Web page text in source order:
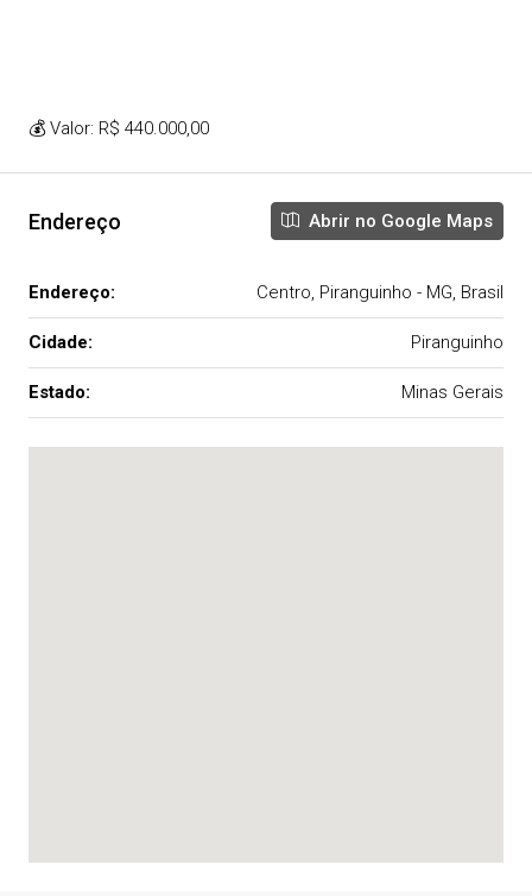
💰 Valor: R$ 440.000,00
Endereço Abrir no Google Maps
Endereço: Centro, Piranguinho - MG, Brasil
Cidade: Piranguinho
Estado: Minas Gerais